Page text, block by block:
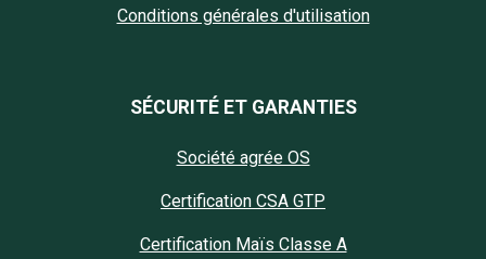
Conditions générales d'utilisation
SÉCURITÉ ET GARANTIES
Société agrée OS
Certification CSA GTP
Certification Maïs Classe A